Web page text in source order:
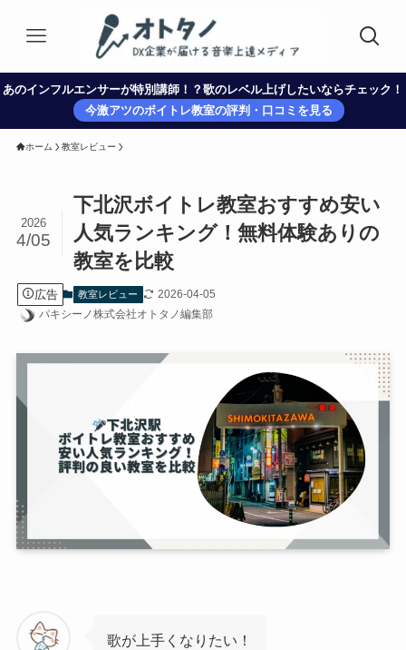
あのインフルエンサーが特別講師！？歌のレベル上げしたいならチェック！
今激アツのボイトレ教室の評判・口コミを見る
ホーム 教室レビュー
下北沢ボイトレ教室おすすめ安い
人気ランキング！無料体験ありの
教室を比較
2026
4/05
広告 教室レビュー
2026-04-05
パキシーノ株式会社オトタノ編集部
歌が上手くなりたい！